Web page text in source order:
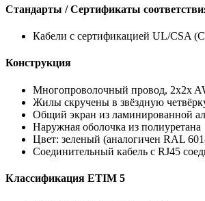
Стандарты / Сертификаты
Кабели с сертификацией UL/CSA
Конструкция
Многопроволочный провод, 2x2x
Жилы скручены в звёздную
Общий экран из ламинированной
Наружная оболочка из полиуретана
Цвет: зеленый (аналогичен RAL
Соединительный кабель с RJ45
Классификация ETIM 5